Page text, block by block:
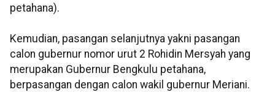
petahana).
Kemudian, pasangan selanjutnya yakni pasangan
calon gubernur nomor urut 2 Rohidin Mersyah yang
merupakan Gubernur Bengkulu petahana,
berpasangan dengan calon wakil gubernur Meriani.